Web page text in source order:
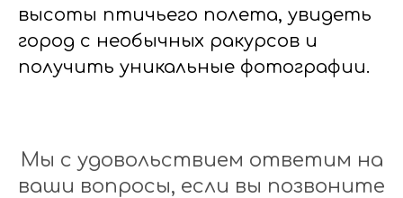
высоты птичьего полета, увидеть
город с необычных ракурсов и
получить уникальные фотографии.
Мы с удовольствием ответим на
ваши вопросы, если вы позвоните